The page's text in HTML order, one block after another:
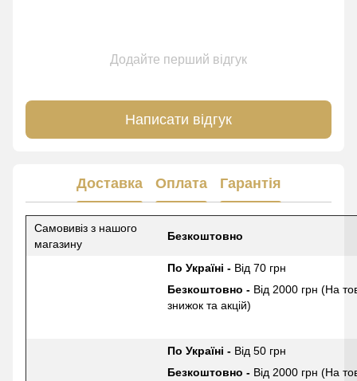
Додайте перший відгук
Написати відгук
Доставка Оплата Гарантія
Самовивіз з нашого
магазину
Безкоштовно
По Україні - Від 70 грн
Безкоштовно - Від 2000 грн (На
знижок та акцій)
По Україні - Від 50 грн
Безкоштовно - Від 2000 грн (На